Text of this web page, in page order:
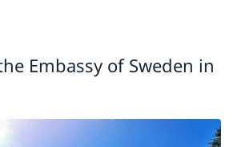
visas - changes
day
Cooperation in Serbia
Embassy of Sweden in